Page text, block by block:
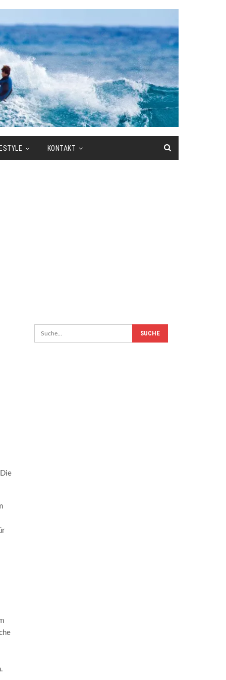
KONTAKT